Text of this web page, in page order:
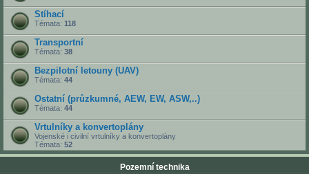
Stíhací
Témata: 118
Transportní
Témata: 38
Bezpilotní letouny (UAV)
Témata: 44
Ostatní (průzkumné, AEW, EW, ASW,..)
Témata: 44
Vrtulníky a konvertoplány
Vojenské i civilní vrtulníky a konvertoplány
Témata: 52
Pozemní technika